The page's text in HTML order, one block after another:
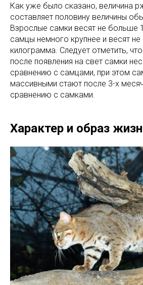
Как уже было сказано, величина
составляет половину величины
Взрослые самки весят не больше
самцы немного крупнее и весят
килограмма. Следует отметить,
после появления на свет самки
сравнению с самцами, при этом
массивными стают после 3-х
сравнению с самками.
Характер и образ